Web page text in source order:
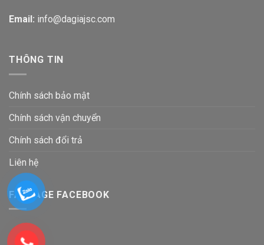
Email: info@dagiajsc.com
THÔNG TIN
Chính sách bảo mật
Chính sách vận chuyển
Chính sách đổi trả
Liên hệ
FANPAGE FACEBOOK